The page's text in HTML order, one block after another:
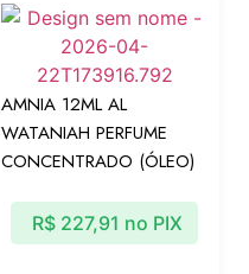
AMNIA 12ML AL
WATANIAH PERFUME
CONCENTRADO (ÓLEO)
R$227,91 no PIX